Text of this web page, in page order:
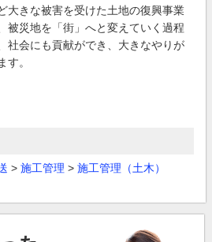
大きな被害を受けた土地の復興事業
被災地を「街」へと変えていく過程
社会にも貢献ができ、大きなやりが
す。
> 施工管理 > 施工管理（土木）